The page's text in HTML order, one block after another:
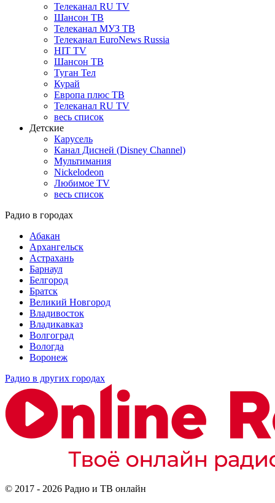
Телеканал RU TV
Шансон ТВ
Телеканал МУЗ ТВ
Телеканал EuroNews Russia
HIT TV
Шансон ТВ
Туган Тел
Курай
Европа плюс ТВ
Телеканал RU TV
весь список
Детские
Карусель
Канал Дисней (Disney Channel)
Мультимания
Nickelodeon
Любимое TV
весь список
Радио в городах
Абакан
Архангельск
Астрахань
Барнаул
Белгород
Братск
Великий Новгород
Владивосток
Владикавказ
Волгоград
Вологда
Воронеж
Радио в других городах
© 2017 - 2026 Радио и ТВ онлайн